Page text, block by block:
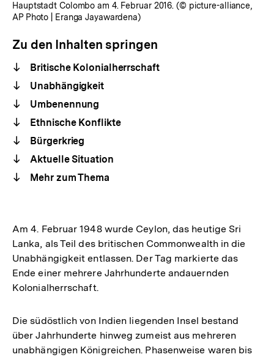
Hauptstadt Colombo am 4. Februar 2016. (© picture-alliance,
AP Photo | Eranga Jayawardena)
Zu den Inhalten springen
Britische Kolonialherrschaft
Unabhängigkeit
Umbenennung
Ethnische Konflikte
Bürgerkrieg
Aktuelle Situation
Mehr zum Thema
Am 4. Februar 1948 wurde Ceylon, das heutige Sri
Lanka, als Teil des britischen Commonwealth in die
Unabhängigkeit entlassen. Der Tag markierte das
Ende einer mehrere Jahrhunderte andauernden
Kolonialherrschaft.
Die südöstlich von Indien liegenden Insel bestand
über Jahrhunderte hinweg zumeist aus mehreren
unabhängigen Königreichen. Phasenweise waren bis